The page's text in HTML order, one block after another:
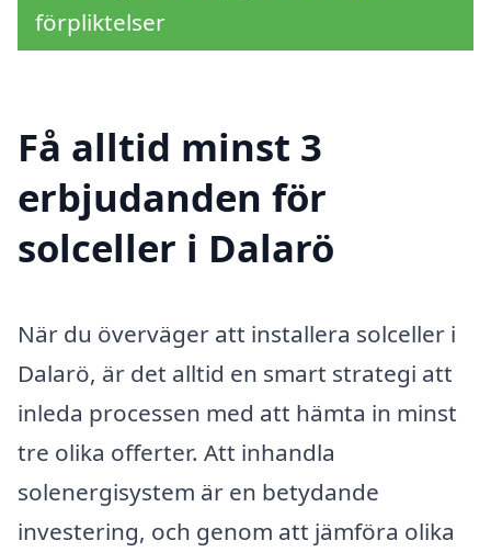
förpliktelser
Få alltid minst 3
erbjudanden för
solceller i Dalarö
När du överväger att installera solceller i
Dalarö, är det alltid en smart strategi att
inleda processen med att hämta in minst
tre olika offerter. Att inhandla
solenergisystem är en betydande
investering, och genom att jämföra olika